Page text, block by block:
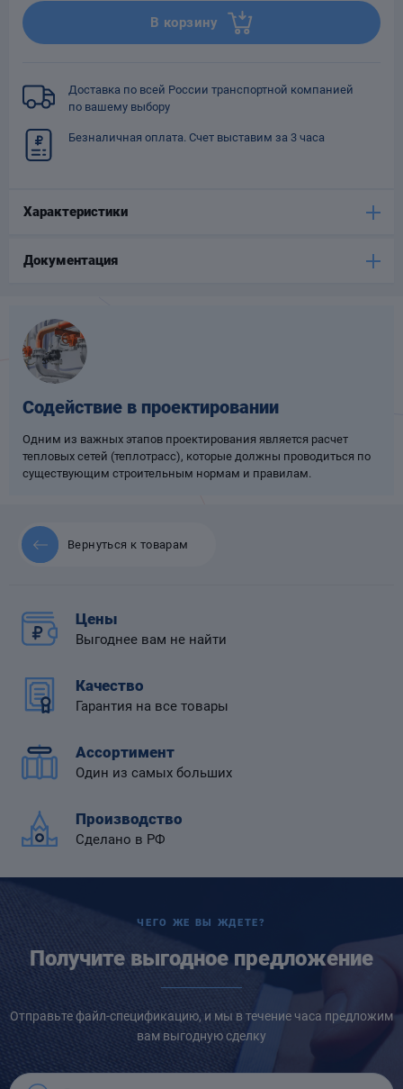
В корзину
Доставка по всей России транспортной компанией
по вашему выбору
Безналичная оплата. Счет выставим за 3 часа
Характеристики
Документация
Содействие в проектировании
Одним из важных этапов проектирования является расчет
тепловых сетей (теплотрасс), которые должны проводиться по
существующим строительным нормам и правилам.
Вернуться к товарам
Цены
Выгоднее вам не найти
Качество
Гарантия на все товары
Ассортимент
Один из самых больших
Производство
Сделано в РФ
ЧЕГО ЖЕ ВЫ ЖДЕТЕ?
Получите выгодное предложение
Отправьте файл-спецификацию, и мы в течение часа предложим
вам выгодную сделку
Фильтры для
Компенсаторы